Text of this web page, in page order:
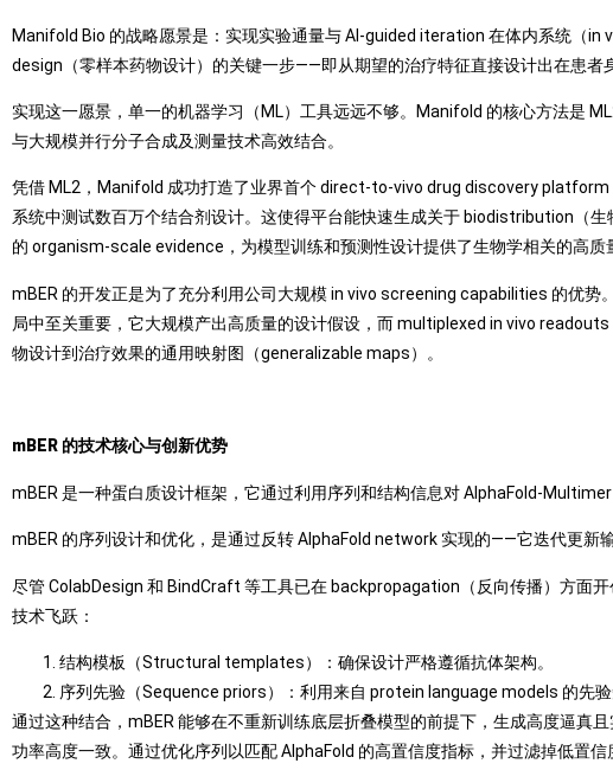
Manifold Bio 的战略愿景是：实现实验通量与 AI-guided iteration 在体内系统（
design（零样本药物设计）的关键一步——即从期望的治疗特征直接设计出在患者
实现这一愿景，单一的机器学习（ML）工具远远不够。Manifold 的核心方法是
与大规模并行分子合成及测量技术高效结合。
凭借 ML2，Manifold 成功打造了业界首个 direct-to-vivo drug discovery
系统中测试数百万个结合剂设计。这使得平台能快速生成关于 biodistribution（
的 organism‑scale evidence，为模型训练和预测性设计提供了生物学相关的高质
mBER 的开发正是为了充分利用公司大规模 in vivo screening capabilities 的优
局中至关重要，它大规模产出高质量的设计假设，而 multiplexed in vivo
物设计到治疗效果的通用映射图（generalizable maps）。
mBER 的技术核心与创新优势
mBER 是一种蛋白质设计框架，它通过利用序列和结构信息对 AlphaFold-
mBER 的序列设计和优化，是通过反转 AlphaFold network 实现的——它迭代更新
尽管 ColabDesign 和 BindCraft 等工具已在 backpropagation（反向传播）方面
技术飞跃：
结构模板（Structural templates）：确保设计严格遵循抗体架构。
序列先验（Sequence priors）：利用来自 protein language models 的先
通过这种结合，mBER 能够在不重新训练底层折叠模型的前提下，生成高度逼真
功率高度一致。通过优化序列以匹配 AlphaFold 的高置信度指标，并过滤掉低